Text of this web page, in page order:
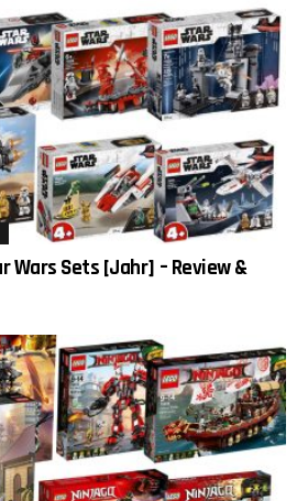
Wars Sets [Jahr] – Review &